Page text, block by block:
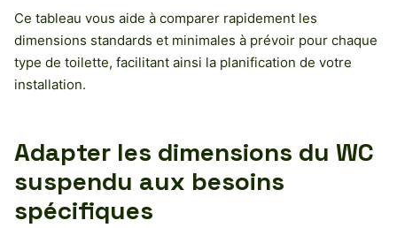
Ce tableau vous aide à comparer rapidement les
dimensions standards et minimales à prévoir pour chaque
type de toilette, facilitant ainsi la planification de votre
installation.
Adapter les dimensions du WC
suspendu aux besoins
spécifiques